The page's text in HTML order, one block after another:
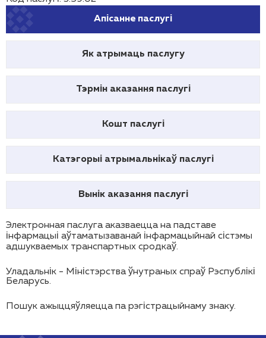
Апісанне паслугі
Як атрымаць паслугу
Тэрмін аказання паслугі
Кошт паслугі
Катэгорыі атрымальнікаў паслугі
Вынік аказання паслугі
Электронная паслуга аказваецца на падставе
інфармацыі аўтаматызаванай інфармацыйнай сістэмы
адшукваемых транспартных сродкаў.
Уладальнік - Міністэрства ўнутраных спраў Рэспублікі
Беларусь.
Пошук ажыццяўляецца па рэгістрацыйнаму знаку.